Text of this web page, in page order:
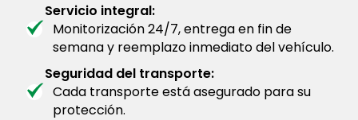
Servicio integral:
Monitorización 24/7, entrega en fin de
semana y reemplazo inmediato del vehículo.
Seguridad del transporte:
Cada transporte está asegurado para su
protección.